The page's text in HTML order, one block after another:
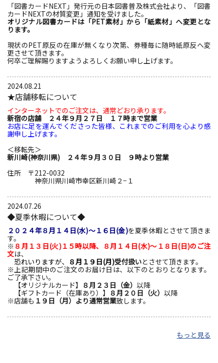
「図書カードNEXT」発行元の日本図書普及株式会社より、「図書
カードNEXTの材質変更」通知を受けました。
オリジナル図書カードは「PET素材」から「紙素材」へ変更とな
ります。
現状のPET原反の在庫が無くなり次第、券種毎に随時紙原反へ変
更させて頂きます。
何卒ご理解賜りますようよろしくお願い申し上げます。
2024.08.21
★店舗移転について
インターネットでのご注文は、通常どおり承ります。
新宿の店舗 ２４年９月２７日 １７時まで営業
お店に足を運んでくださった皆様、これまでのご利用を心より感
謝申し上げます。
＜移転先＞
新川崎(神奈川県) ２４年９月３０日 ９時より営業
住所 〒212-0032
神奈川県川崎市幸区新川崎２−１
2024.07.26
◆夏季休暇について◆
２０２４年８月１４日(水)～１６日(金)を夏季休暇とさせて頂きま
す。
※ ８月１３日(火)１５時以降、
８月１４日(水)～１８日(日)のご注
文は、
恐れいりますが、
８月１９日(月)受付扱いとさせて頂きます。
※上記期間中のご注文のお届け日は、以下のとおりとなります。
ご了承下さい。
【オリジナルカード】 ８月２３日（金） 以降
【ギフトカード（在庫あり）】 ８月２０日（火） 以降
※店舗も １９日（月）より通常営業致します。
もっと見る